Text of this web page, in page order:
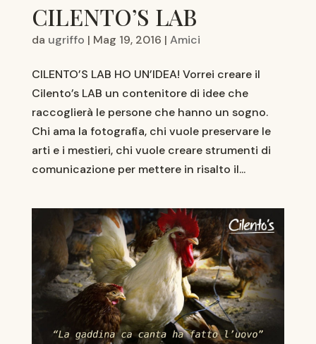
CILENTO’S LAB
da ugriffo | Mag 19, 2016 | Amici
CILENTO’S LAB HO UN’IDEA! Vorrei creare il
Cilento’s LAB un contenitore di idee che
raccoglierà le persone che hanno un sogno.
Chi ama la fotografia, chi vuole preservare le
arti e i mestieri, chi vuole creare strumenti di
comunicazione per mettere in risalto il...